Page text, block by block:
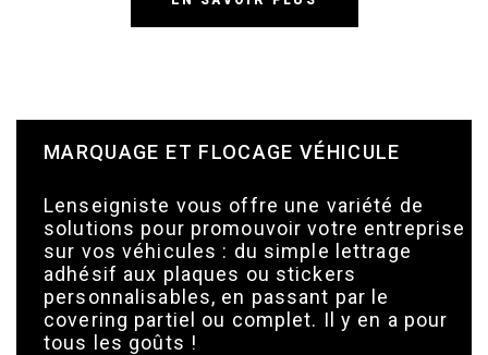
MARQUAGE ET FLOCAGE VÉHICULE
Lenseigniste vous offre une variété de
solutions pour promouvoir votre entreprise
sur vos véhicules : du simple lettrage
adhésif aux plaques ou stickers
personnalisables, en passant par le
covering partiel ou complet. Il y en a pour
tous les goûts !